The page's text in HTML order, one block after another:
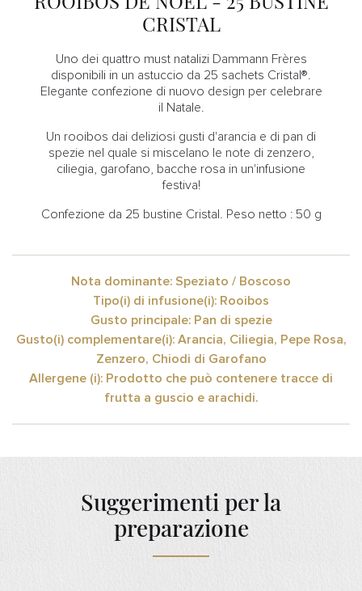
CRISTAL
Uno dei quattro must natalizi Dammann Frères
disponibili in un astuccio da 25 sachets Cristal®.
Elegante confezione di nuovo design per celebrare
il Natale.
Un rooibos dai deliziosi gusti d'arancia e di pan di
spezie nel quale si miscelano le note di zenzero,
ciliegia, garofano, bacche rosa in un'infusione
festiva!
Confezione da 25 bustine Cristal. Peso netto : 50 g
Nota dominante: Speziato / Boscoso
Tipo(i) di infusione(i): Rooibos
Gusto principale: Pan di spezie
Gusto(i) complementare(i): Arancia, Ciliegia, Pepe Rosa,
Zenzero, Chiodi di Garofano
Allergene (i): Prodotto che può contenere tracce di
frutta a guscio e arachidi.
Suggerimenti per la
preparazione